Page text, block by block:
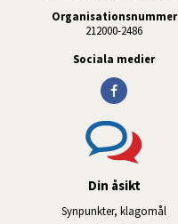
Organisationsnummer
212000-2486
Sociala medier
Din åsikt
Synpunkter, klagomål